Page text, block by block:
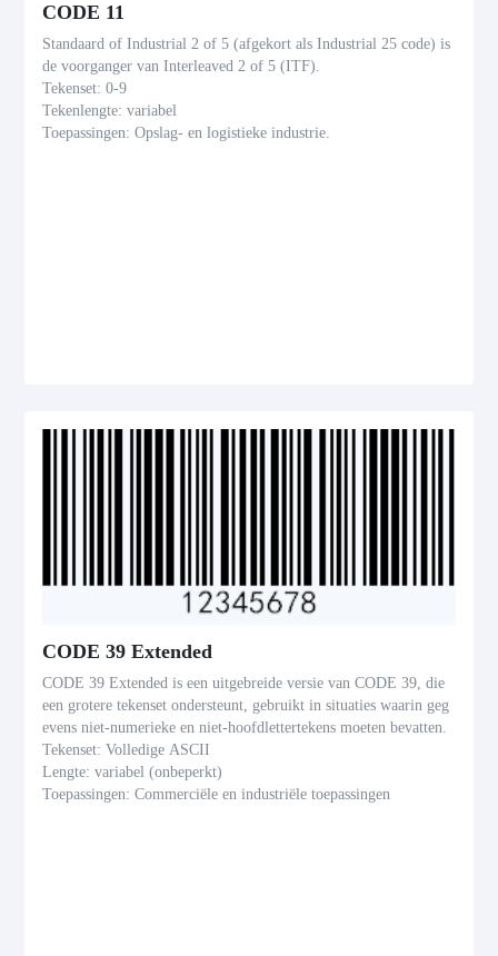
CODE 11
Standaard of Industrial 2 of 5 (afgekort als Industrial 25 code) is
de voorganger van Interleaved 2 of 5 (ITF).
Tekenset: 0-9
Tekenlengte: variabel
Toepassingen: Opslag- en logistieke industrie.
CODE 39 Extended
CODE 39 Extended is een uitgebreide versie van CODE 39, die
een grotere tekenset ondersteunt, gebruikt in situaties waarin geg
evens niet-numerieke en niet-hoofdlettertekens moeten bevatten.
Tekenset: Volledige ASCII
Lengte: variabel (onbeperkt)
Toepassingen: Commerciële en industriële toepassingen